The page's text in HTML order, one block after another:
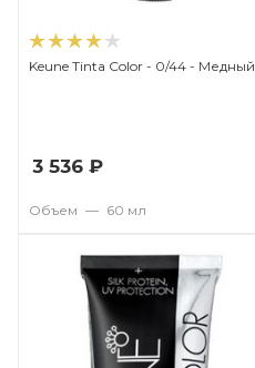
Keune Tinta Color - 0/44 - Медный
3 536 ₽
Объем — 60 мл